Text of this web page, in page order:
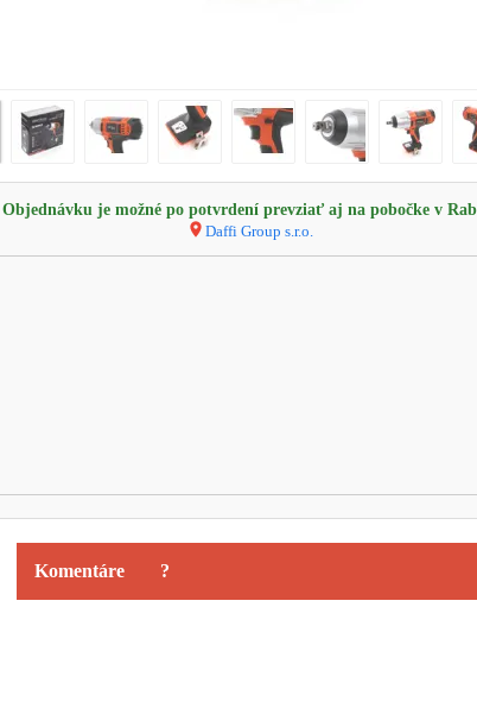
Objednávku je možné po potvrdení prevziať aj na pobočke v
Daffi Group s.r.o.
Komentáre ?